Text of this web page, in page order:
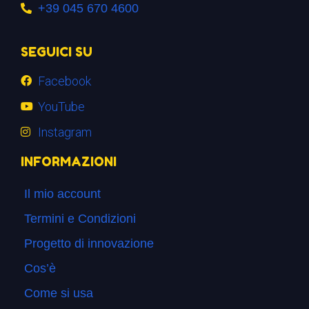
+39 045 670 4600
SEGUICI SU
Facebook
YouTube
Instagram
INFORMAZIONI
Il mio account
Termini e Condizioni
Progetto di innovazione
Cos’è
Come si usa